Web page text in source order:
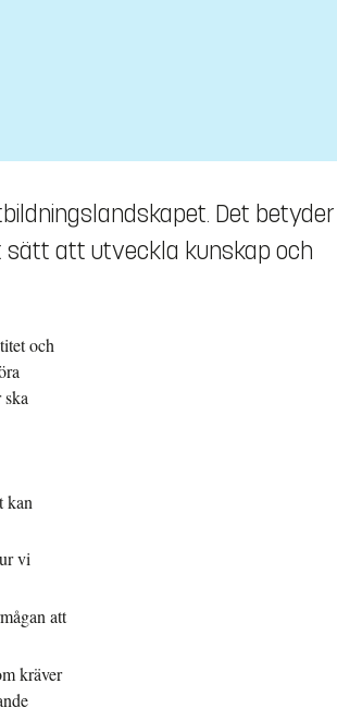
Det betyder
att utveckla kunskap och
och
kan
vi
att
kräver